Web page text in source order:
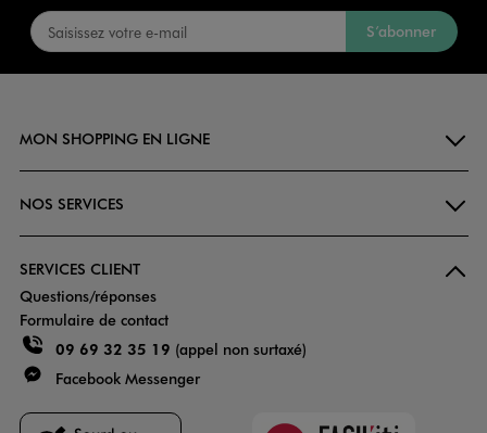
S’abonner
MON SHOPPING EN LIGNE
NOS SERVICES
SERVICES CLIENT
Questions/réponses
Formulaire de contact
09 69 32 35 19 (appel non surtaxé)
Facebook Messenger
Faciliti